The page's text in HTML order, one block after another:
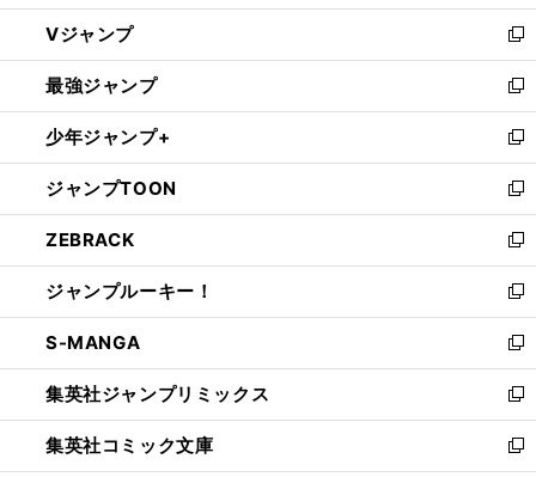
ウ
ィ
ン
ド
ウ
で
開
く
し
い
ウ
ィ
ン
ド
ウ
で
開
く
Vジャンプ
新
し
い
ウ
ィ
ン
ド
ウ
で
開
く
最強ジャンプ
新
し
い
ウ
ィ
ン
ド
ウ
で
開
く
少年ジャンプ+
新
し
い
ウ
ィ
ン
ド
ウ
で
開
く
ジャンプTOON
新
し
い
ウ
ィ
ン
ド
ウ
で
開
く
ZEBRACK
新
し
い
ウ
ィ
ン
ド
ウ
で
開
ジャンプルーキー！
新
し
い
ウ
ィ
ン
ド
ウ
S-MANGA
新
し
い
ウ
ィ
集英社ジャンプリミックス
新
し
い
集英社コミック文庫
新